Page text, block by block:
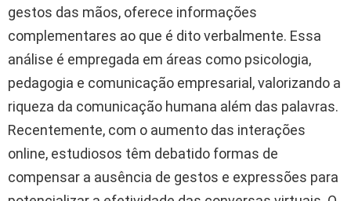
gestos das mãos, oferece informações
complementares ao que é dito verbalmente. Essa
análise é empregada em áreas como psicologia,
pedagogia e comunicação empresarial, valorizando a
riqueza da comunicação humana além das palavras.
Recentemente, com o aumento das interações
online, estudiosos têm debatido formas de
compensar a ausência de gestos e expressões para